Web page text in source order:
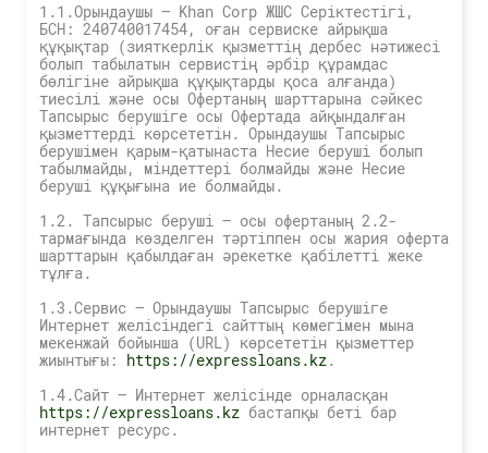
1.1.Орындаушы — Khan Corp ЖШС Серіктестігі,
БСН: 240740017454, оған сервиске айрықша
құқықтар (зияткерлік қызметтің дербес нәтижесі
болып табылатын сервистің әрбір құрамдас
бөлігіне айрықша құқықтарды қоса алғанда)
тиесілі және осы Офертаның шарттарына сәйкес
Тапсырыс берушіге осы Офертада айқындалған
қызметтерді көрсететін. Орындаушы Тапсырыс
берушімен қарым-қатынаста Несие беруші болып
табылмайды, міндеттері болмайды және Несие
беруші құқығына ие болмайды.
1.2. Тапсырыс беруші — осы офертаның 2.2-
тармағында көзделген тәртіппен осы жария оферта
шарттарын қабылдаған әрекетке қабілетті жеке
тұлға.
1.3.Сервис — Орындаушы Тапсырыс берушіге
Интернет желісіндегі сайттың көмегімен мына
мекенжай бойынша (URL) көрсететін қызметтер
жиынтығы: https://expressloans.kz.
1.4.Сайт — Интернет желісінде орналасқан
https://expressloans.kz бастапқы беті бар
интернет ресурс.